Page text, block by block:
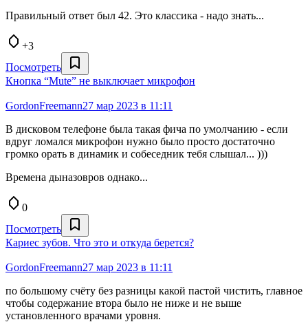
Правильный ответ был 42. Это классика - надо знать...
+3
Посмотреть
Кнопка “Mute” не выключает микрофон
GordonFreemann27 мар 2023 в 11:11
В дисковом телефоне была такая фича по умолчанию - если
вдруг ломался микрофон нужно было просто достаточно
громко орать в динамик и собеседник тебя слышал... )))
Времена дыназовров однако...
0
Посмотреть
Кариес зубов. Что это и откуда берется?
GordonFreemann27 мар 2023 в 11:11
по большому счёту без разницы какой пастой чистить, главное
чтобы содержание втора было не ниже и не выше
установленного врачами уровня.